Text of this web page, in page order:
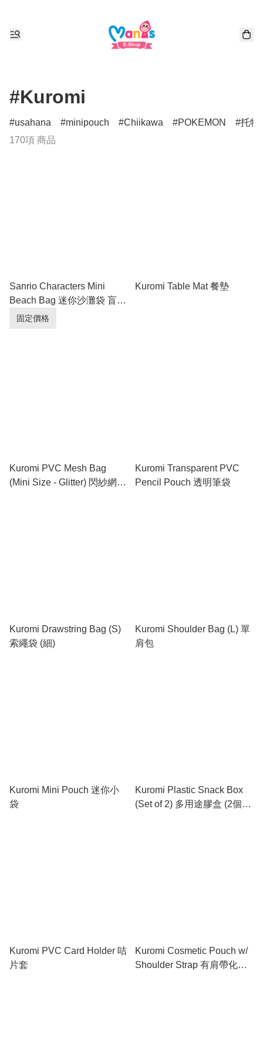
#Kuromi
usahana minipouch Chiikawa POKEMON
托特
170項 商品
Sanrio Characters Mini
Beach Bag 迷你沙灘袋 盲盒
(Full box 原盒 - 6pcs/box)
固定價格
Kuromi Table Mat 餐墊
Kuromi PVC Mesh Bag
(Mini Size - Glitter) 閃紗網底
Kuromi Transparent PVC
Pencil Pouch 透明筆袋
Kuromi Drawstring Bag (S)
索繩袋 (細)
Kuromi Shoulder Bag (L) 單
肩包
Kuromi Mini Pouch 迷你小
袋
Kuromi Plastic Snack Box
(Set of 2) 多用途膠盒 (2個
Kuromi PVC Card Holder 咭
片套
Kuromi Cosmetic Pouch w/
Shoulder Strap 有肩帶化妝